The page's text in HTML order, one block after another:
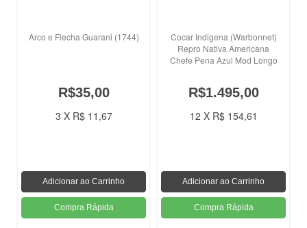
Arco e Flecha Guarani (1744)
R$35,00
3 X R$ 11,67
Cocar Indigena (Warbonnet)
Repro Nativa Americana
Chefe Pena Azul Mod Longo
R$1.495,00
12 X R$ 154,61